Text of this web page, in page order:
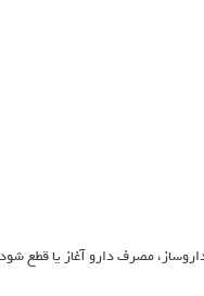
مصرف دارو آغاز یا قطع